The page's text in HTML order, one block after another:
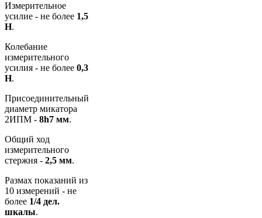
Измерительное
усилие - не более 1,5
Н.
Колебание
измерительного
усилия - не более 0,3
Н.
Присоединительный
диаметр микатора
2ИПМ - 8h7 мм.
Общий ход
измерительного
стержня - 2,5 мм.
Размах показаний из
10 измерений - не
более 1/4 дел.
шкалы.